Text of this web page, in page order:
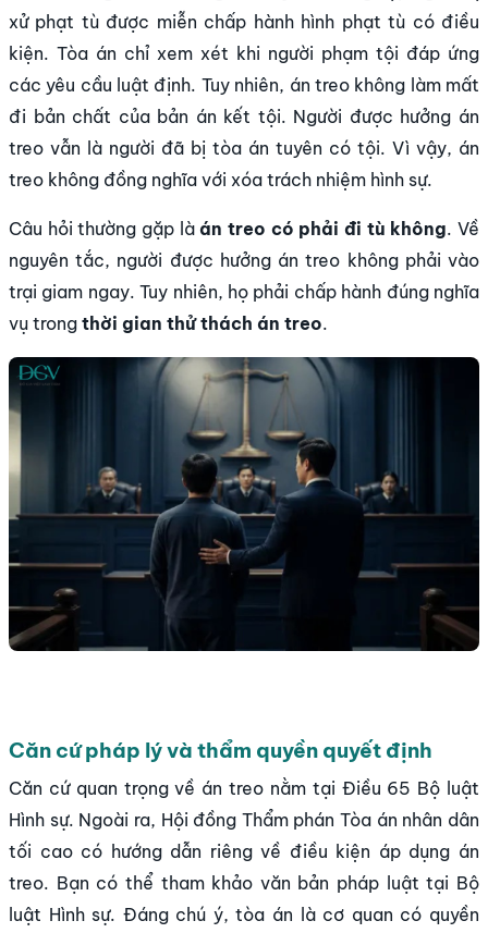
xử phạt tù được miễn chấp hành hình phạt tù có điều
kiện. Tòa án chỉ xem xét khi người phạm tội đáp ứng
các yêu cầu luật định. Tuy nhiên, án treo không làm mất
đi bản chất của bản án kết tội. Người được hưởng án
treo vẫn là người đã bị tòa án tuyên có tội. Vì vậy, án
treo không đồng nghĩa với xóa trách nhiệm hình sự.
Câu hỏi thường gặp làán treo có phải đi tù không. Về
nguyên tắc, người được hưởng án treo không phải vào
trại giam ngay. Tuy nhiên, họ phải chấp hành đúng nghĩa
vụ trong thời gian thử thách án treo.
Căn cứ pháp lý và thẩm quyền quyết định
Căn cứ quan trọng về án treo nằm tại Điều 65 Bộ luật
Hình sự. Ngoài ra, Hội đồng Thẩm phán Tòa án nhân dân
tối cao có hướng dẫn riêng về điều kiện áp dụng án
treo. Bạn có thể tham khảo văn bản pháp luật tại Bộ
luật Hình sự. Đáng chú ý, tòa án là cơ quan có quyền